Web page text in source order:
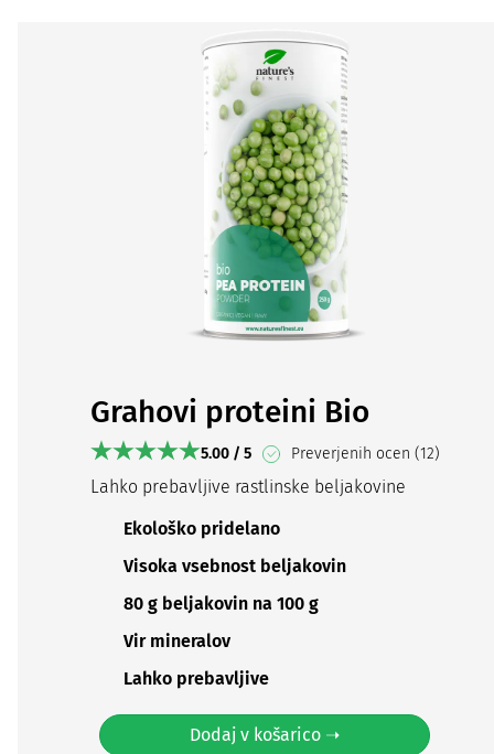
Grahovi proteini Bio
5.00 / 5 Preverjenih ocen (12)
Lahko prebavljive rastlinske beljakovine
Ekološko pridelano
Visoka vsebnost beljakovin
80 g beljakovin na 100 g
Vir mineralov
Lahko prebavljive
Dodaj v košarico ➝